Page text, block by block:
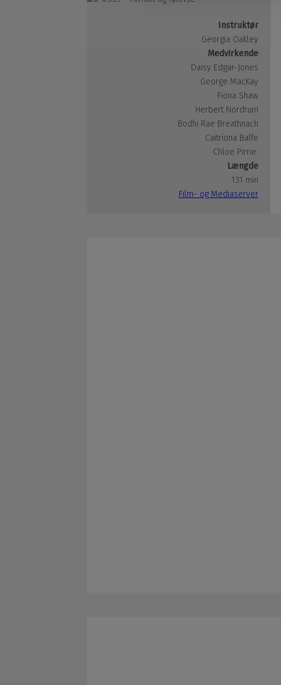
Instruktør
Georgia Oakley
Medvirkende
Daisy Edgar-Jones
George MacKay
Fiona Shaw
Herbert Nordrum
Bodhi Rae Breathnach
Caitríona Balfe
Chloe Pirrie.
Længde
131 min
Film- og Mediaserver